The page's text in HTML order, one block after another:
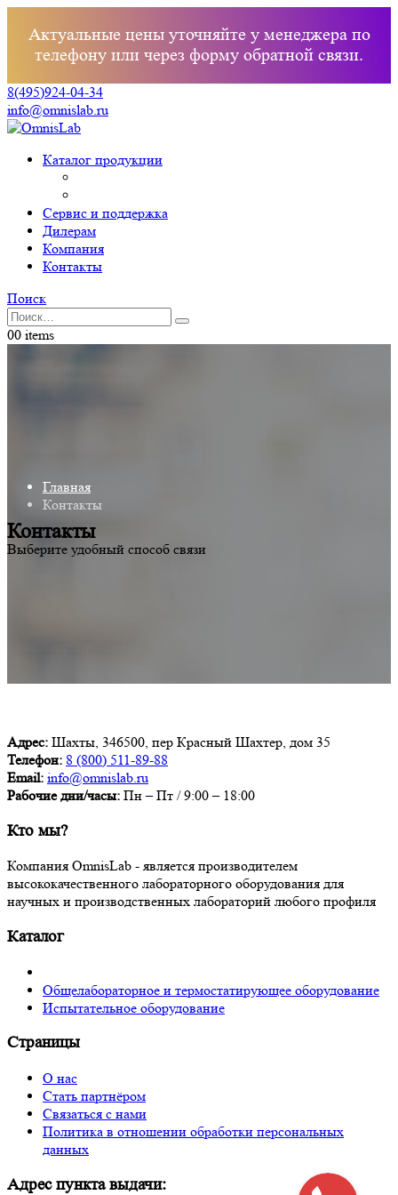
Актуальные цены уточняйте у менеджера по
телефону или через форму обратной связи.
8(495)924-04-34
info@omnislab.ru
Каталог продукции
Сервис и поддержка
Дилерам
Компания
Контакты
Поиск
00 items
Главная
Контакты
Контакты
Выберите удобный способ связи
Адрес: Шахты, 346500, пер Красный Шахтер, дом 35
Телефон: 8 (800) 511-89-88
Email: info@omnislab.ru
Рабочие дни/часы: Пн – Пт / 9:00 – 18:00
Кто мы?
Компания OmnisLab - является производителем
высококачественного лабораторного оборудования для
научных и производственных лабораторий любого профиля
Каталог
Общелабораторное и термостатирующее оборудование
Испытательное оборудование
Страницы
О нас
Стать партнёром
Связаться с нами
Политика в отношении обработки персональных
данных
Адрес пункта выдачи: